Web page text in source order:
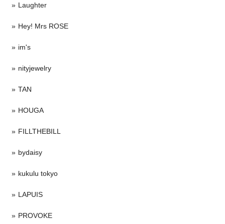
Laughter
Hey! Mrs ROSE
im's
nityjewelry
TAN
HOUGA
FILLTHEBILL
bydaisy
kukulu tokyo
LAPUIS
PROVOKE